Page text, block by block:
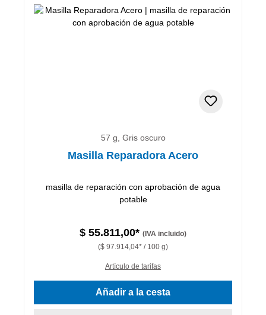
57 g, Gris oscuro
Masilla Reparadora Acero
masilla de reparación con aprobación de agua
potable
$ 55.811,00* (IVA incluido)
($ 97.914,04* / 100 g)
Artículo de tarifas
Añadir a la cesta